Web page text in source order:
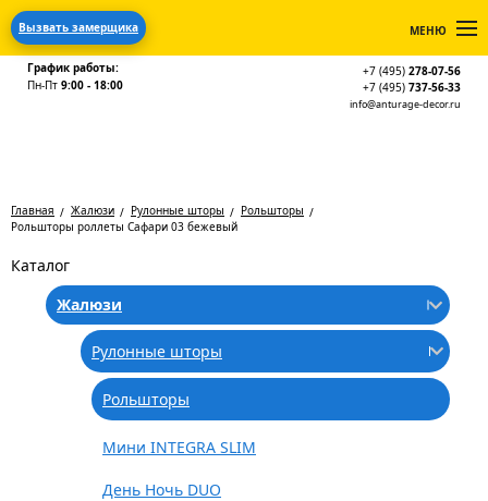
Вызвать замерщика МЕНЮ
График работы:
Пн-Пт 9:00 - 18:00
+7 (495) 278-07-56
+7 (495) 737-56-33
info@anturage-decor.ru
Главная Жалюзи Рулонные шторы
Рольшторы
Рольшторы роллеты Сафари 03 бежевый
Каталог
Жалюзи
Рулонные шторы
Рольшторы
Мини INTEGRA SLIM
День Ночь DUO